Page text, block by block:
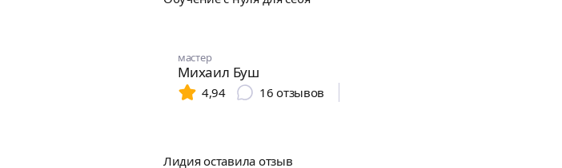
мастер
Михаил Буш
4,94
16 отзывов
Лидия оставила отзыв